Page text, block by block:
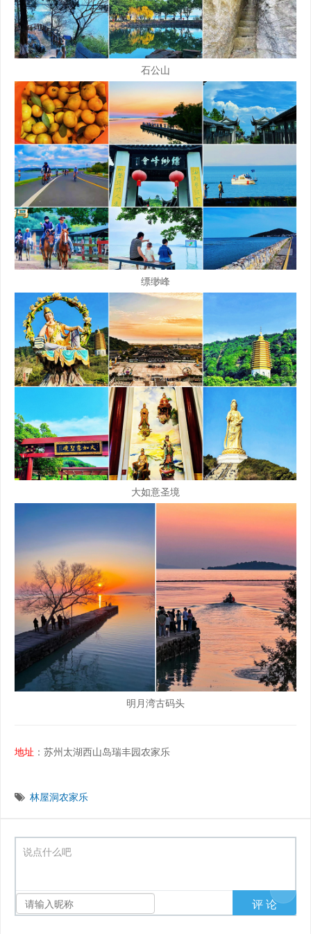
石公山
缥缈峰
大如意圣境
明月湾古码头
地址 ：苏州太湖西山岛瑞丰园农家乐
林屋洞农家乐
说点什么吧